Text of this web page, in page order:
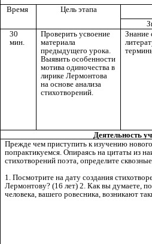
Время
Цель этапа
30
мин.
Проверить усвоение
материала
предыдущего урока.
Выявить особенности
мотива одиночества в
лирике Лермонтова
на основе анализа
стихотворений.
Знание
Деятельность
Прежде чем приступить к изучению
попрактикуемся. Опираясь на цитаты из
стихотворений поэта, определите
1. Посмотрите на дату создания
Лермонтову? (16 лет) 2. Как вы думаете,
человека, вашего ровесника, возникают